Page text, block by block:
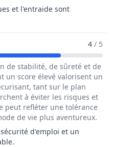
et l'entraide sont
De Chef / Cheffe De
4 / 5
de stabilité, de sûreté et de
un score élevé valorisent un
tant sur le plan
à éviter les risques et
peut refléter une tolérance
de vie plus aventureux.
d'emploi et un